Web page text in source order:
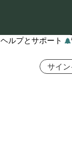
ヘルプとサポート
サイン